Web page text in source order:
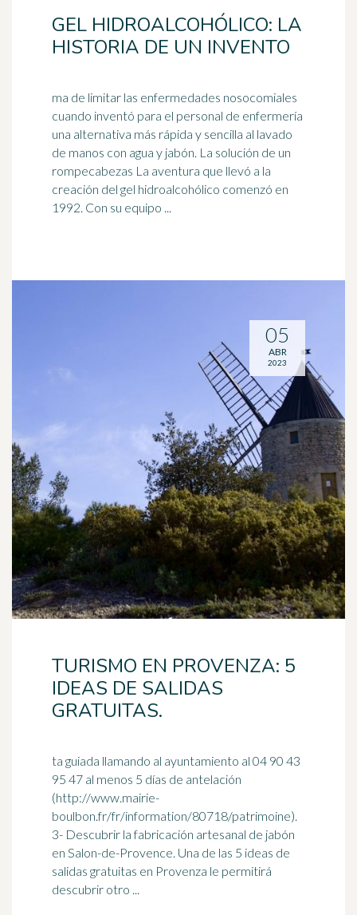
GEL HIDROALCOHÓLICO: LA
HISTORIA DE UN INVENTO
ma de limitar las enfermedades nosocomiales
cuando inventó para el personal de enfermería
una alternativa más rápida y sencilla al lavado
de manos con agua y jabón. La solución de un
rompecabezas La aventura que llevó a la
creación del gel hidroalcohólico comenzó en
1992. Con su equipo ...
TURISMO EN PROVENZA: 5
IDEAS DE SALIDAS
GRATUITAS.
ta guiada llamando al ayuntamiento al 04 90 43
95 47 al menos 5 días de antelación
(http://www.mairie-
boulbon.fr/fr/information/80718/patrimoine).
3- Descubrir la fabricación artesanal de jabón
en Salon-de-Provence. Una de las 5 ideas de
salidas gratuitas en Provenza le permitirá
descubrir otro ...
05
ABR
2023